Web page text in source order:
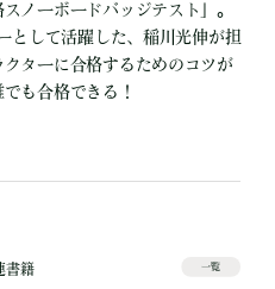
ノーボードバッジテスト」。
として活躍した、稲川光伸が担
ターに合格するためのコツが
も合格できる！
書籍 一覧